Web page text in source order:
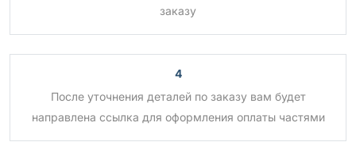
заказу
4
После уточнения деталей по заказу вам будет
направлена ссылка для оформления оплаты частями